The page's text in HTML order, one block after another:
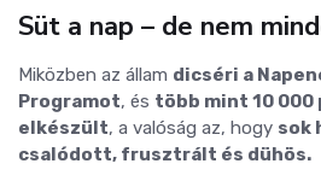
Süt a nap – de nem
Miközben az állam dicséri a
Programot, és több mint 10
elkészült, a valóság az, hogy sok
csalódott, frusztrált és dühös.